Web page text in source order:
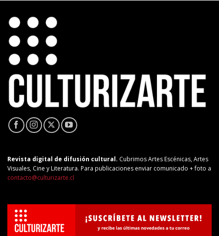
Revista digital de difusión cultural. Cubrimos Artes Escénicas, Artes
Visuales, Cine y Literatura. Para publicaciones enviar comunicado + foto a
contacto@culturizarte.cl